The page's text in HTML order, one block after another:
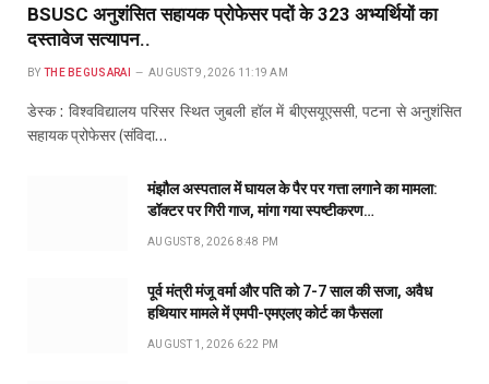
BSUSC अनुशंसित सहायक प्रोफेसर पदों के 323 अभ्यर्थियों का
दस्तावेज सत्यापन..
BY THE BEGUSARAI AUGUST 9, 2026 11:19 AM
डेस्क : विश्वविद्यालय परिसर स्थित जुबली हॉल में बीएसयूएससी, पटना से अनुशंसित
सहायक प्रोफेसर (संविदा…
मंझौल अस्पताल में घायल के पैर पर गत्ता लगाने का मामला:
डॉक्टर पर गिरी गाज, मांगा गया स्पष्टीकरण…
AUGUST 8, 2026 8:48 PM
पूर्व मंत्री मंजू वर्मा और पति को 7-7 साल की सजा, अवैध
हथियार मामले में एमपी-एमएलए कोर्ट का फैसला
AUGUST 1, 2026 6:22 PM